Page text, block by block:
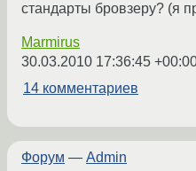
стандарты бровзеру? (я
Marmirus
30.03.2010 17:36:45
14 комментариев
Форум — Admin